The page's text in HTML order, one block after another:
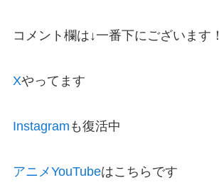
コメント欄は↓一番下にございます！
Xやってます
Instagram も復活中
アニメYouTubeはこちらです